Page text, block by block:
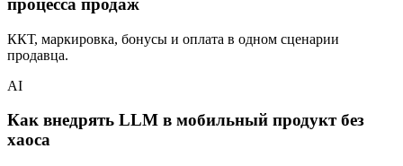
процесса продаж
ККТ, маркировка, бонусы и оплата в одном сценарии
продавца.
AI
Как внедрять LLM в мобильный продукт без
хаоса